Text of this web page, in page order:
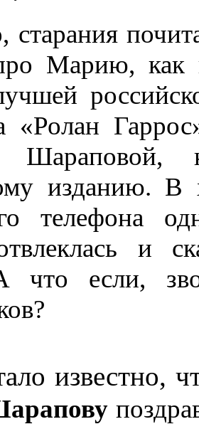
Марию, как
«Ролан
Шараповой,
изданию. В
телефона
и
что если,
известно,